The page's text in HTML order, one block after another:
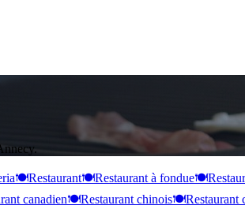
🍽️Restaurant🍽️Restaurant à fondue🍽️
canadien🍽️Restaurant chinois🍽️Restaurant